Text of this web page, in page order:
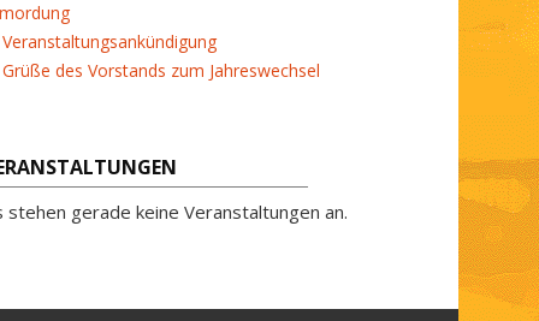
Veranstaltungsankündigung
Grüße des Vorstands zum Jahreswechsel
stehen gerade keine Veranstaltungen an.